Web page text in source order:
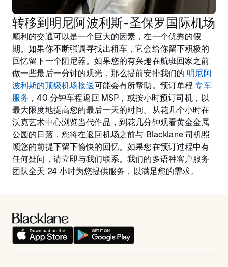
转移到明尼阿波利斯-圣保罗国际机场
顺利的交通可以是一个巨大的因素，在一个优秀的假
期。如果你不断强调寻找出租车，它会给你留下积极的
回忆留下一个阻尼器。如果您的有兴趣在航班回家之前
做一些最后一分钟的观光，那么提前安排我们的 明尼阿
波利斯的顶级机场接送可能会有所帮助。预订单程专车
服务 ，40 分钟车程返回 MSP，或按小时预订司机，以
最大限度地提高您的最后一天的时间。从花几个小时在
沃克艺术中心浏览当代作品，到花几分钟观看黄金金属
公园的日落，您将在返回机场之前与 Blacklane 司机照
顾您的前提下留下愉快的回忆。如果您在预订过程中有
任何疑问，请立即与我们联系。我们的多语种客户服务
团队全天 24 小时为您提供服务，以满足您的需求。